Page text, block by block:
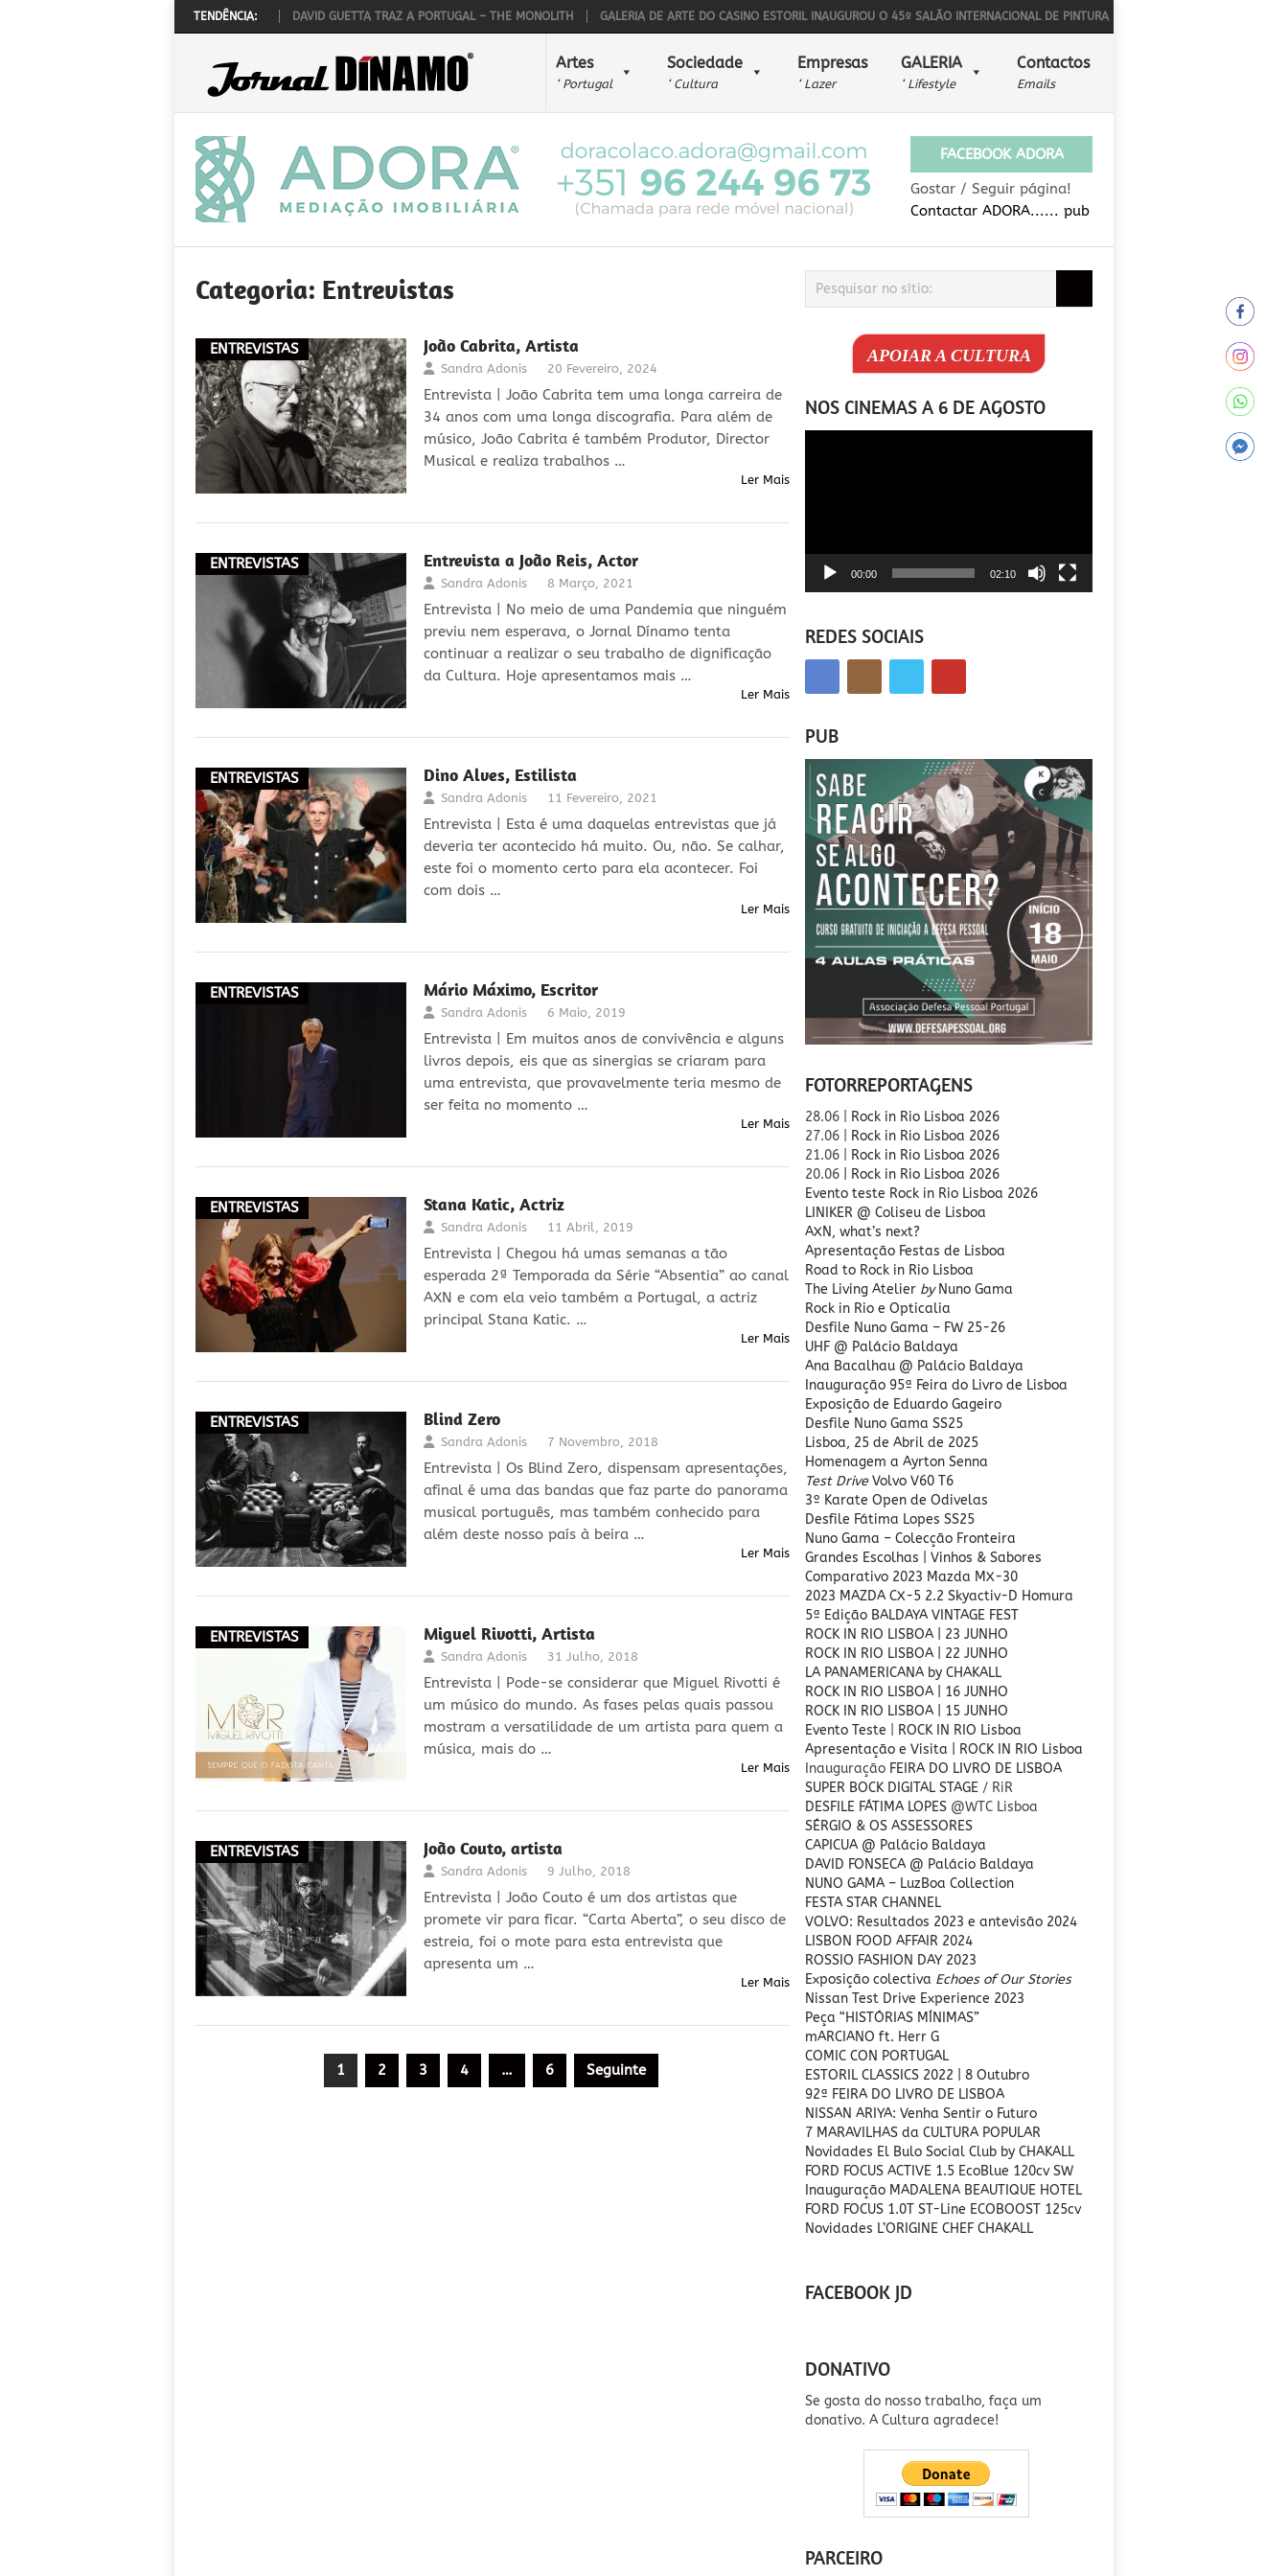
TENDÊNCIA:
‘N’ LAW REALIZA-SE A 1 DE OUTUBRO DAVID GUETTA TRAZ A PORTUGAL – THE MONOLITH GALERIA DE ARTE DO CASINO ESTORIL INAUGUROU O 45º SALÃO INTERNACIONAL DE PINTURA NAÏF
Artes
‘ Portugal
Sociedade
‘ Cultura
Empresas
‘ Lazer
GALERIA
‘ Lifestyle
Contactos
Emails
FACEBOOK ADORA
Gostar / Seguir página!
Contactar ADORA...... pub
Categoria: Entrevistas
ENTREVISTAS João Cabrita, Artista
Sandra Adonis 20 Fevereiro, 2024
Entrevista | João Cabrita tem uma longa carreira de
34 anos com uma longa discografia. Para além de
músico, João Cabrita é também Produtor, Director
Musical e realiza trabalhos …
Ler Mais
ENTREVISTAS Entrevista a João Reis, Actor
Sandra Adonis 8 Março, 2021
Entrevista | No meio de uma Pandemia que ninguém
previu nem esperava, o Jornal Dínamo tenta
continuar a realizar o seu trabalho de dignificação
da Cultura. Hoje apresentamos mais …
Ler Mais
ENTREVISTAS Dino Alves, Estilista
Sandra Adonis 11 Fevereiro, 2021
Entrevista | Esta é uma daquelas entrevistas que já
deveria ter acontecido há muito. Ou, não. Se calhar,
este foi o momento certo para ela acontecer. Foi
com dois …
Ler Mais
ENTREVISTAS Mário Máximo, Escritor
Sandra Adonis 6 Maio, 2019
Entrevista | Em muitos anos de convivência e alguns
livros depois, eis que as sinergias se criaram para
uma entrevista, que provavelmente teria mesmo de
ser feita no momento …
Ler Mais
ENTREVISTAS Stana Katic, Actriz
Sandra Adonis 11 Abril, 2019
Entrevista | Chegou há umas semanas a tão
esperada 2ª Temporada da Série “Absentia” ao canal
AXN e com ela veio também a Portugal, a actriz
principal Stana Katic. …
Ler Mais
ENTREVISTAS Blind Zero
Sandra Adonis 7 Novembro, 2018
Entrevista | Os Blind Zero, dispensam apresentações,
afinal é uma das bandas que faz parte do panorama
musical português, mas também conhecido para
além deste nosso país à beira …
Ler Mais
ENTREVISTAS Miguel Rivotti, Artista
Sandra Adonis 31 Julho, 2018
Entrevista | Pode-se considerar que Miguel Rivotti é
um músico do mundo. As fases pelas quais passou
mostram a versatilidade de um artista para quem a
música, mais do …
Ler Mais
ENTREVISTAS João Couto, artista
Sandra Adonis 9 Julho, 2018
Entrevista | João Couto é um dos artistas que
promete vir para ficar. “Carta Aberta”, o seu disco de
estreia, foi o mote para esta entrevista que
apresenta um …
Ler Mais
1 2 3 4 … 6 Seguinte
APOIAR A CULTURA
NOS CINEMAS A 6 DE AGOSTO
00:00 02:10
REDES SOCIAIS
PUB
FOTORREPORTAGENS
28.06 | Rock in Rio Lisboa 2026
27.06 | Rock in Rio Lisboa 2026
21.06 | Rock in Rio Lisboa 2026
20.06
| Rock in Rio Lisboa 2026
Evento teste Rock in Rio Lisboa 2026
LINIKER @ Coliseu de Lisboa
AXN, what’s next?
Apresentação Festas de Lisboa
Road to Rock in Rio Lisboa
The Living Atelier byNuno Gama
Rock in Rio e Opticalia
Desfile Nuno Gama – FW 25-26
UHF @ Palácio Baldaya
Ana Bacalhau @ Palácio Baldaya
Inauguração 95ª Feira do Livro de Lisboa
Exposição de Eduardo Gageiro
Desfile Nuno Gama SS25
Lisboa, 25 de Abril de 2025
Homenagem a Ayrton Senna
Test DriveVolvo V60 T6
3º Karate Open de Odivelas
Desfile Fátima Lopes SS25
Nuno Gama – Colecção Fronteira
Grandes Escolhas | Vinhos & Sabores
Comparativo 2023 Mazda MX-30
2023 MAZDA CX-5 2.2 Skyactiv-D Homura
5ª Edição BALDAYA VINTAGE FEST
ROCK IN RIO LISBOA | 23 JUNHO
ROCK IN RIO LISBOA | 22 JUNHO
LA PANAMERICANA by CHAKALL
ROCK IN RIO LISBOA | 16 JUNHO
ROCK IN RIO LISBOA | 15 JUNHO
Evento Teste
ROCK IN RIO Lisboa
Apresentação e Visita | ROCK IN RIO Lisboa
Inauguração FEIRA DO LIVRO DE LISBOA
SUPER BOCK DIGITAL STAGE / RiR
DESFILE FÁTIMA LOPES @WTC Lisboa
SÉRGIO & OS ASSESSORES
CAPICUA @ Palácio Baldaya
DAVID FONSECA @ Palácio Baldaya
NUNO GAMA – LuzBoa Collection
FESTA STAR CHANNEL
VOLVO: Resultados 2023 e antevisão 2024
LISBON FOOD AFFAIR 2024
ROSSIO FASHION DAY 2023
Exposição colectiva Echoes of Our Stories
Nissan Test Drive Experience 2023
Peça “HISTÓRIAS MÍNIMAS”
mARCIANO ft. Herr G
COMIC CON PORTUGAL
ESTORIL CLASSICS 2022 | 8 Outubro
92ª FEIRA DO LIVRO DE LISBOA
NISSAN ARIYA: Venha Sentir o Futuro
7 MARAVILHAS da CULTURA POPULAR
Novidades El Bulo Social Club by CHAKALL
FORD FOCUS ACTIVE 1.5 EcoBlue 120cv SW
Inauguração MADALENA BEAUTIQUE HOTEL
FORD FOCUS 1.0T ST-Line ECOBOOST 125cv
Novidades L’ORIGINE CHEF CHAKALL
FACEBOOK JD
DONATIVO
Se gosta do nosso trabalho, faça um
donativo. A Cultura agradece!
PARCEIRO